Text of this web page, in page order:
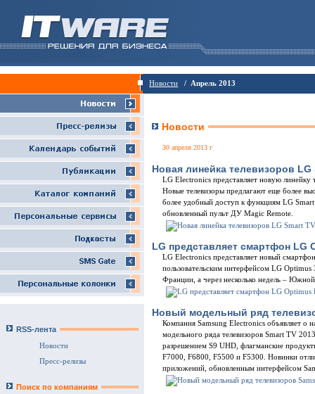
Новости / Апрель 2013
RSS-лента
Новости
Пресс-релизы
Поиск по компаниям
Новости
30 апреля 2013 г
Новая линейка телевизоров LG
LG Electronics представляет новую
Новые телевизоры предлагают еще более
более удобный доступ к функциям LG
обновленный пульт ДУ Magic Remote.
LG представляет смартфон LG
LG Electronics представляет новый
пользовательским интерфейсом LG
Франции, а через несколько недель –
Новый модельный ряд
Компания Samsung Electronics объявляет о
модельного ряда телевизоров Smart TV
разрешением S9 UHD, флагманские
F7000, F6800, F5500 и F5300. Новинки
приложений, обновленным интерфейсом